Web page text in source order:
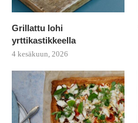
Grillattu lohi
yrttikastikkeella
4 kesäkuun, 2026